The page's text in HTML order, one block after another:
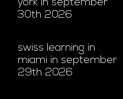
york in september
30th 2026
swiss learning in
miami in september
29th 2026